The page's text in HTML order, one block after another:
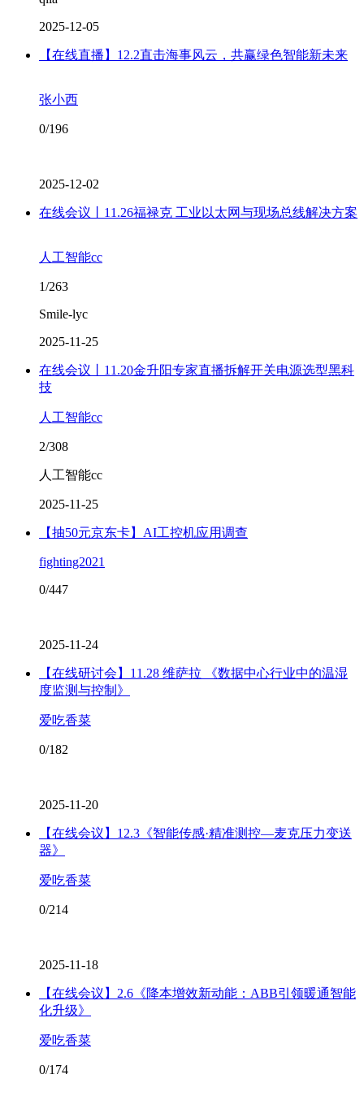
2025-12-05
【在线直播】12.2直击海事风云，共赢绿色智能新未来
张小西
0/196
2025-12-02
在线会议丨11.26福禄克 工业以太网与现场总线解决方案
人工智能cc
1/263
Smile-lyc
2025-11-25
在线会议丨11.20金升阳专家直播拆解开关电源选型黑科
技
人工智能cc
2/308
人工智能cc
2025-11-25
【抽50元京东卡】AI工控机应用调查
fighting2021
0/447
2025-11-24
【在线研讨会】11.28 维萨拉 《数据中心行业中的温湿
度监测与控制》
爱吃香菜
0/182
2025-11-20
【在线会议】12.3《智能传感·精准测控—麦克压力变送
器》
爱吃香菜
0/214
2025-11-18
【在线会议】2.6《降本增效新动能：ABB引领暖通智能
化升级》
爱吃香菜
0/174